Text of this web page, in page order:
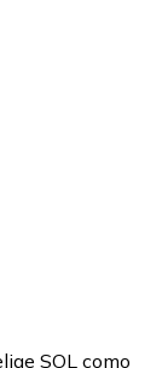
SOL como